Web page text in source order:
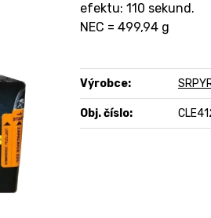
efektu: 110 sekund.
NEC = 499,94 g
Výrobce:
Obj. číslo: